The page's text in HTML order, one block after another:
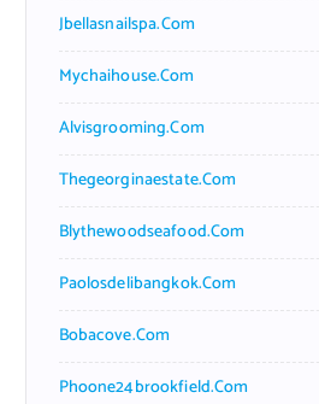
Jbellasnailspa.com
Mychaihouse.com
Alvisgrooming.com
Thegeorginaestate.com
Blythewoodseafood.com
Paolosdelibangkok.com
Bobacove.com
Phoone24brookfield.com